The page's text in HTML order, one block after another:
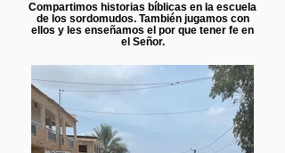
Compartimos historias bíblicas en la escuela
de los sordomudos. También jugamos con
ellos y les enseñamos el por que tener fe en
el Señor.